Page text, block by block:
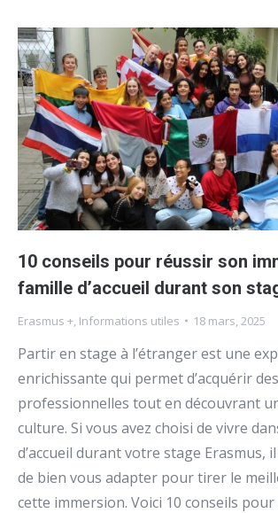
10 conseils pour réussir son
famille d’accueil durant son
Erasmus + Informations utiles 18 mars, 2025
Partir en stage à l’étranger est une
enrichissante qui permet d’acquérir
professionnelles tout en découvrant
culture. Si vous avez choisi de vivre
d’accueil durant votre stage Erasmus,
de bien vous adapter pour tirer le
cette immersion. Voici 10 conseils